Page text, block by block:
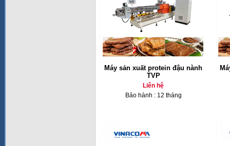
Máy sản xuất protein đậu nành
TVP
Liên hệ
Bảo hành : 12 tháng